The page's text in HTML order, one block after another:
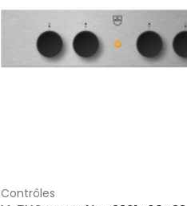
Contrôles